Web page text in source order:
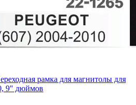
рамка для магнитолы для
9" дюймов